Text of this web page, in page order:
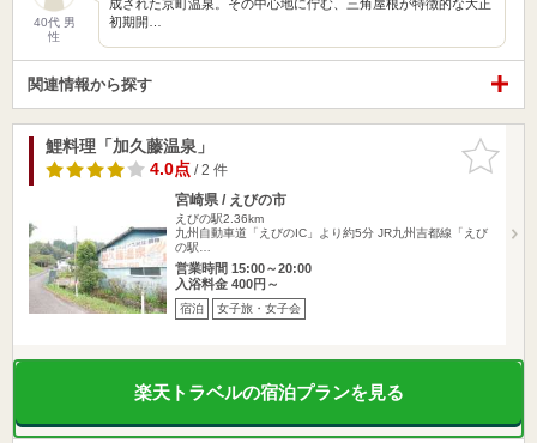
40代 男
性
成された京町温泉。その中心地に佇む、三角屋根が特徴的な大正
初期開…
関連情報から探す
お気に入
りに追加
鯉料理「加久藤温泉」
4.0点/ 2 件
宮崎県 / えびの市
えびの駅2.36km
九州自動車道「えびのIC」より約5分 JR九州吉都線「えび
の駅…
営業時間 15:00～20:00
入浴料金 400円～
宿泊 女子旅・女子会
楽天トラベルの宿泊プランを見る